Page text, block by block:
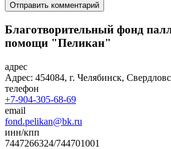
Благотворительный фонд
помощи "Пеликан"
адрес
Адрес: 454084, г. Челябинск,
телефон
+7-904-305-68-69
email
fond.pelikan@bk.ru
инн/кпп
7447266324/744701001